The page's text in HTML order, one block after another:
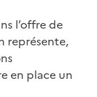
l’offre de
représente,
en place un